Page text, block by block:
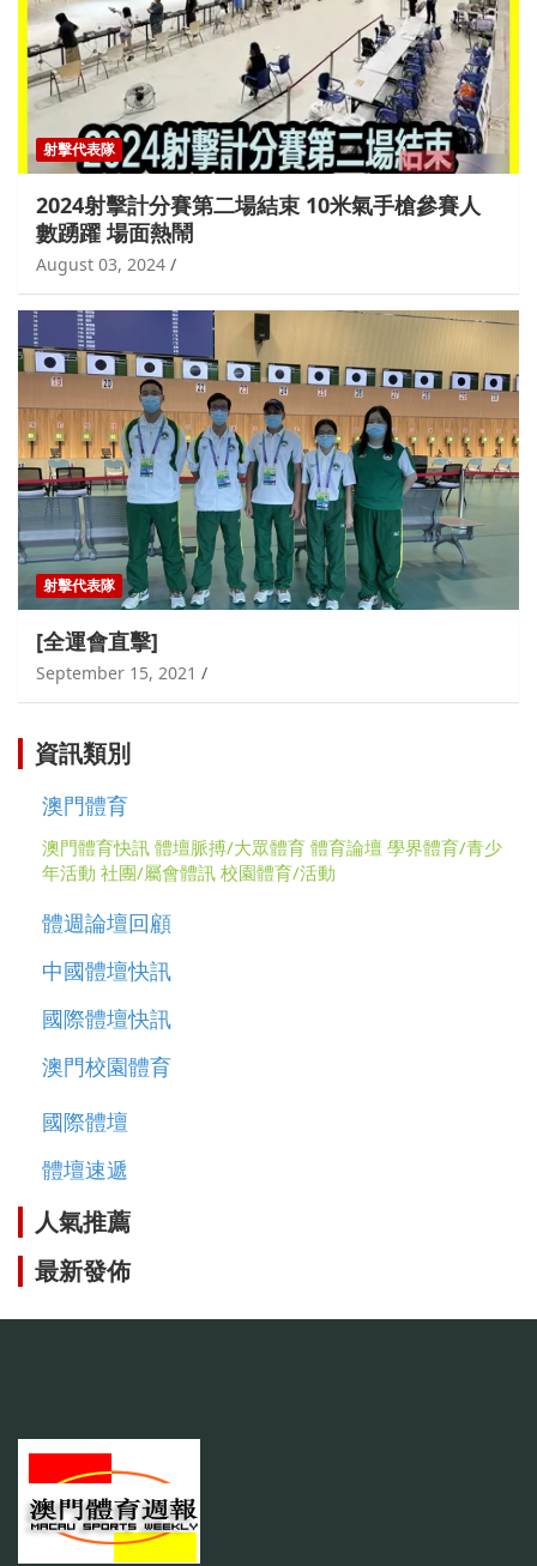
射擊代表隊
2024射擊計分賽第二場結束 10米氣手槍參賽人
數踴躍 場面熱鬧
August 03, 2024
射擊代表隊
[全運會直擊]
September 15, 2021
資訊類別
澳門體育
澳門體育快訊 體壇脈搏/大眾體育 體育論壇 學界體育/青少
年活動 社團/屬會體訊 校園體育/活動
體週論壇回顧
中國體壇快訊
國際體壇快訊
澳門校園體育
國際體壇
體壇速遞
人氣推薦
最新發佈